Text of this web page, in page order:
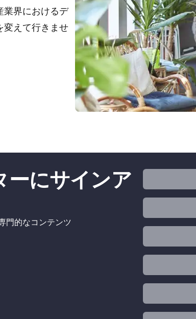
業界におけるデ
変えて行きませ
にサインア
門的なコンテンツ